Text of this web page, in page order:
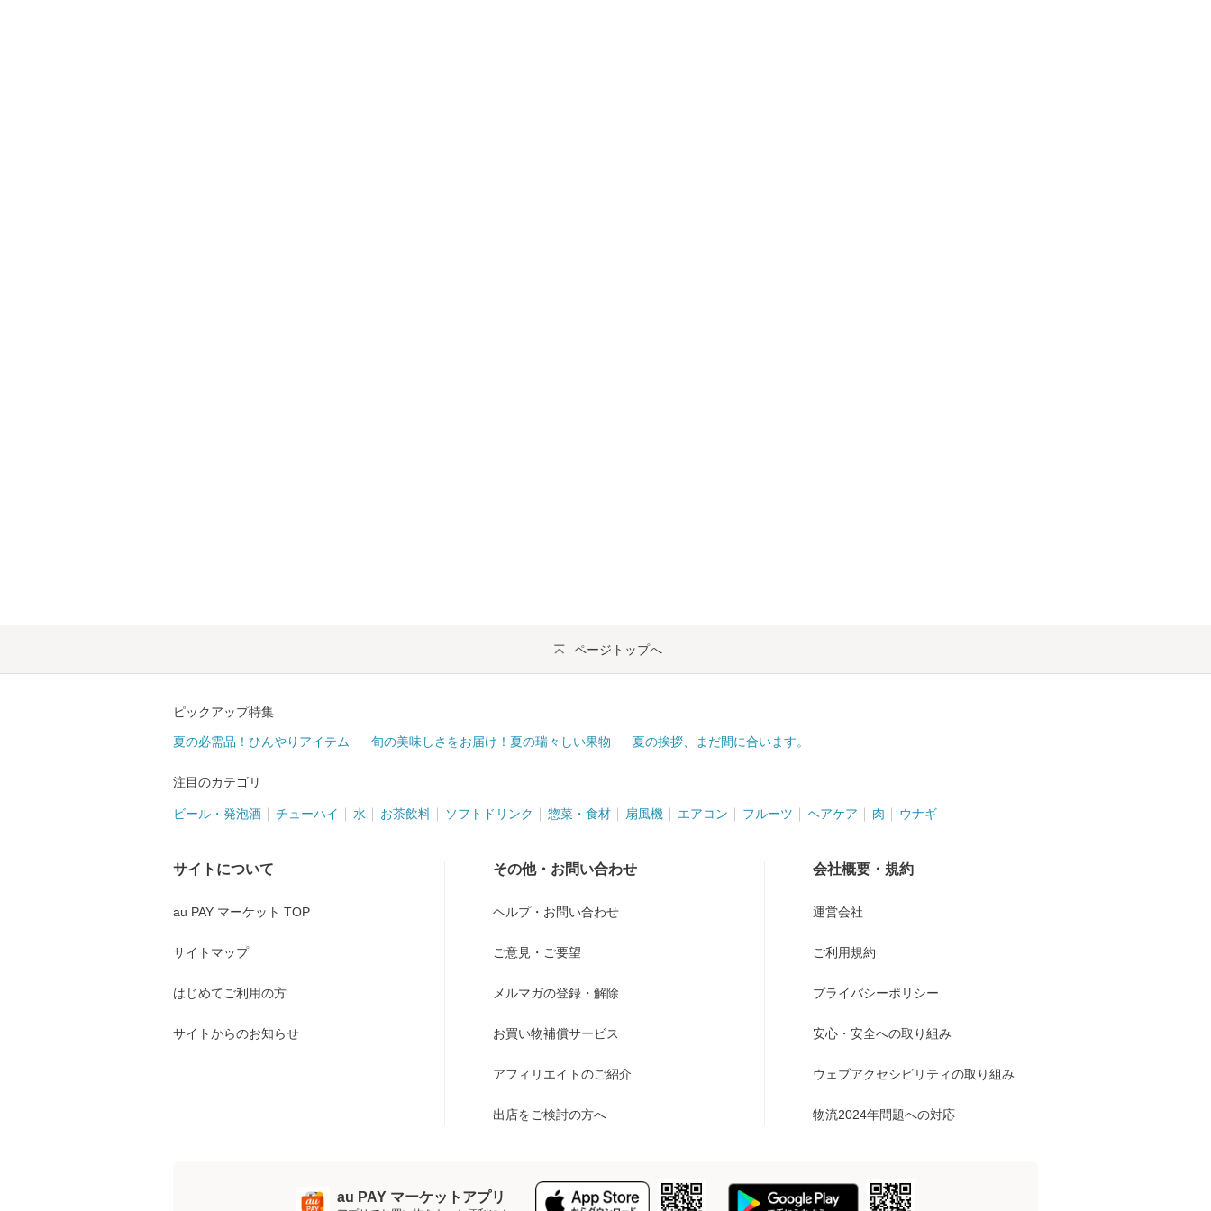
ページトップへ
ピックアップ特集
夏の必需品！ひんやりアイテム 旬の美味しさをお届け！夏の瑞々しい果物 夏の挨拶、まだ間に合います。
注目のカテゴリ
ビール・発泡酒 チューハイ 水 お茶飲料 ソフトドリンク 惣菜・食材 扇風機 エアコン フルーツ ヘアケア 肉 ウナギ
サイトについて
au PAY マーケット TOP
サイトマップ
はじめてご利用の方
サイトからのお知らせ
その他・お問い合わせ
ヘルプ・お問い合わせ
ご意見・ご要望
メルマガの登録・解除
お買い物補償サービス
アフィリエイトのご紹介
出店をご検討の方へ
会社概要・規約
運営会社
ご利用規約
プライバシーポリシー
安心・安全への取り組み
ウェブアクセシビリティの取り組み
物流2024年問題への対応
au PAY マーケットアプリ